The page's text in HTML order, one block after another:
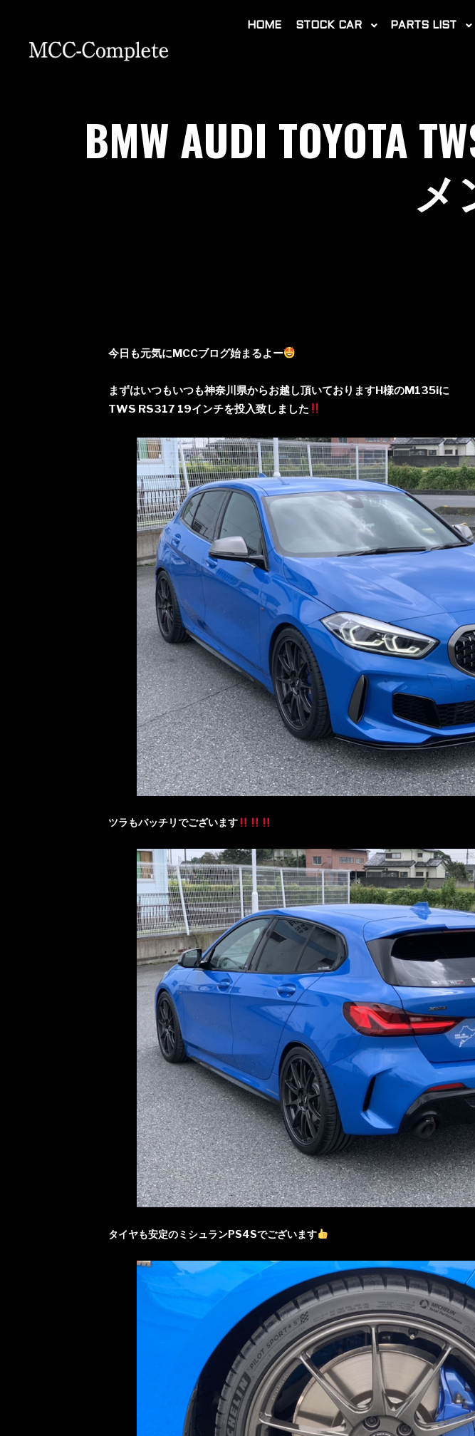
HOME STOCK CAR PARTS LIST
BMW AUDI TOYOTA
メ
今日も元気にMCCブログ始まるよー
まずはいつもいつも神奈川県からお越し頂いておりますH様のM135iに
TWS RS317 19インチを投入致しました
ツラもバッチリでございます
タイヤも安定のミシュランPS4Sでございます